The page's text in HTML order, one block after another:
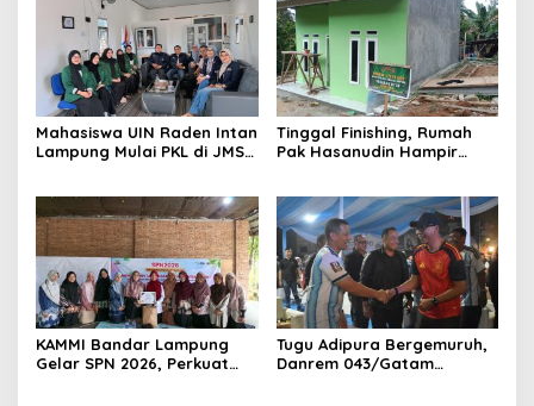
Mahasiswa UIN Raden Intan
Lampung Mulai PKL di JMSI
Tinggal Finishing, Rumah
Pak Hasanudin Hampir
Membangun Desa)
KAMMI Bandar Lampung
Gelar SPN 2026, Perkuat
Tugu Adipura Bergemuruh,
Danrem 043/Gatam